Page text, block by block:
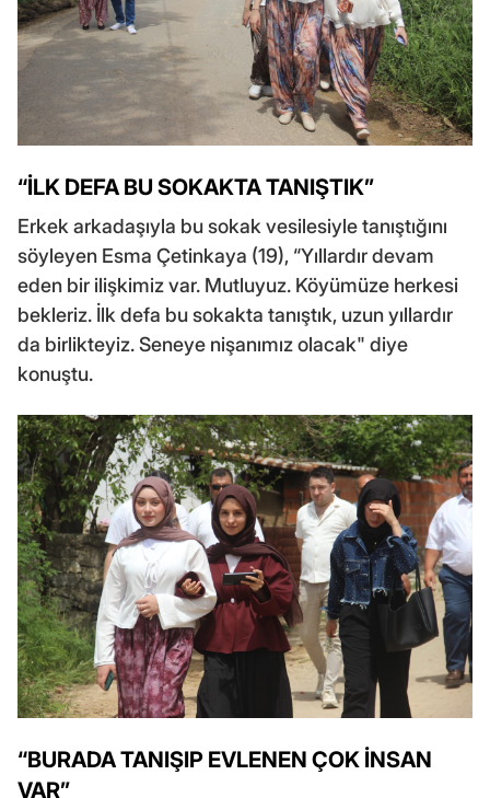
“İLK DEFA BU SOKAKTA TANIŞTIK”
Erkek arkadaşıyla bu sokak vesilesiyle tanıştığını
söyleyen Esma Çetinkaya (19), “Yıllardır devam
eden bir ilişkimiz var. Mutluyuz. Köyümüze herkesi
bekleriz. İlk defa bu sokakta tanıştık, uzun yıllardır
da birlikteyiz. Seneye nişanımız olacak" diye
konuştu.
“BURADA TANIŞIP EVLENEN ÇOK İNSAN
VAR”